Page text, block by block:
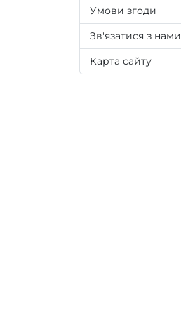
Умови згоди
Зв'язатися з нами
Карта сайту